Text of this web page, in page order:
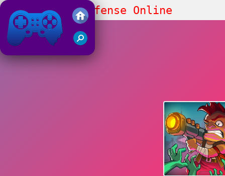
Juegos Friv 2019
Zombie Idle Defense Online